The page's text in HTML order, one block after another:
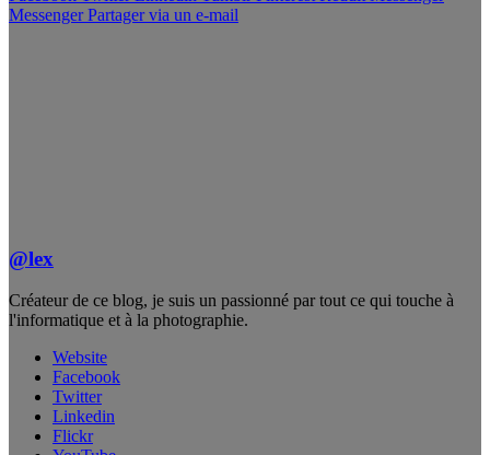
Messenger Partager via un e-mail
@lex
Créateur de ce blog, je suis un passionné par tout ce qui touche à
l'informatique et à la photographie.
Website
Facebook
Twitter
Linkedin
Flickr